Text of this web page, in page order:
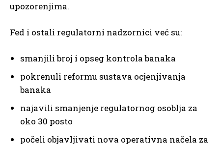
upozorenjima.
Fed i ostali regulatorni nadzornici već su:
smanjili broj i opseg kontrola banaka
pokrenuli reformu sustava ocjenjivanja
banaka
najavili smanjenje regulatornog osoblja za
oko 30 posto
počeli objavljivati nova operativna načela za